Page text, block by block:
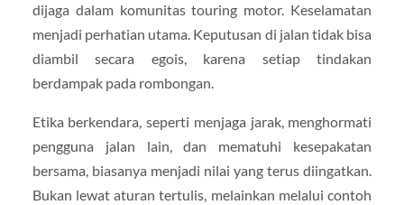
dijaga dalam komunitas touring motor. Keselamatan
menjadi perhatian utama. Keputusan di jalan tidak bisa
diambil secara egois, karena setiap tindakan
berdampak pada rombongan.
Etika berkendara, seperti menjaga jarak, menghormati
pengguna jalan lain, dan mematuhi kesepakatan
bersama, biasanya menjadi nilai yang terus diingatkan.
Bukan lewat aturan tertulis, melainkan melalui contoh